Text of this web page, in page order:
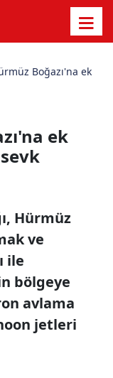
Boğazı'na ek
ek
Hürmüz
ve
ile
bölgeye
avlama
jetleri